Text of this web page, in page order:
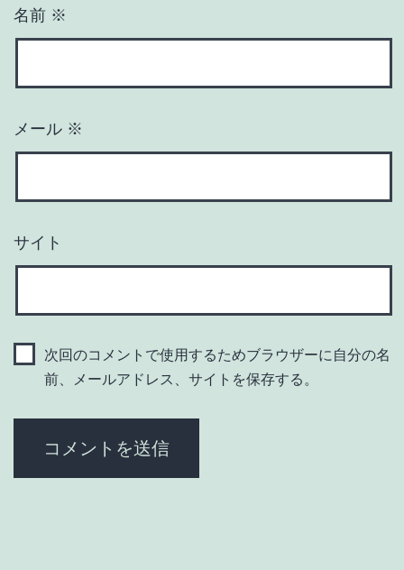
名前 ※
メール ※
サイト
次回のコメントで使用するためブラウザーに自分の名
前、メールアドレス、サイトを保存する。